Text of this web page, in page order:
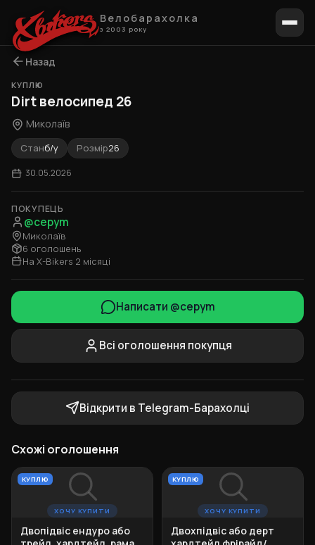
Велобарахолка
з 2003 року
Назад
КУПЛЮ
Dirt велосипед 26
Миколаїв
Станб/у Розмір26
30.05.2026
ПОКУПЕЦЬ
@cepym
Миколаїв
6 оголошень
На X-Bikers 2 місяці
Написати @cepym
Всі оголошення покупця
Відкрити в Telegram-Барахолці
Схожі оголошення
ХОЧУ КУПИТИ
КУПЛЮ
Двопідвіс ендуро або
ХОЧУ КУПИТИ
КУПЛЮ
Двохпідвіс або дерт